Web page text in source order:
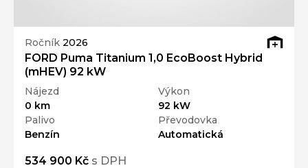
Ročník 2026
FORD Puma Titanium 1,0 EcoBoost Hybrid
(mHEV) 92 kW
Nájezd
0 km
Výkon
92 kW
Palivo
Benzín
Převodovka
Automatická
534 900 Kč s DPH